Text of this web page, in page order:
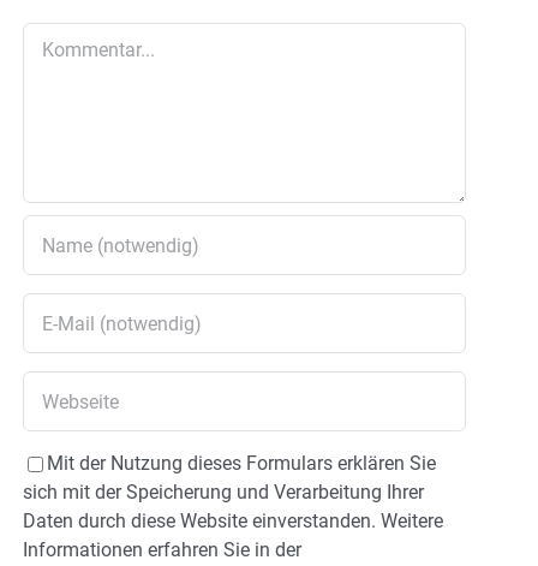
Mit der Nutzung dieses Formulars erklären Sie
sich mit der Speicherung und Verarbeitung Ihrer
Daten durch diese Website einverstanden. Weitere
Informationen erfahren Sie in der